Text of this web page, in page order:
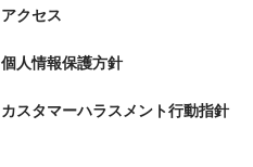
アクセス
個人情報保護方針
カスタマーハラスメント行動指針